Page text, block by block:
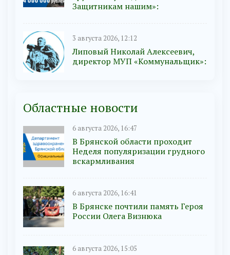
Защитникам нашим»:
3 августа 2026, 12:12
Липовый Николай Алексеевич,
директор МУП «Коммунальщик»:
Областные новости
6 августа 2026, 16:47
В Брянской области проходит
Неделя популяризации грудного
вскармливания
6 августа 2026, 16:41
В Брянске почтили память Героя
России Олега Визнюка
6 августа 2026, 15:05